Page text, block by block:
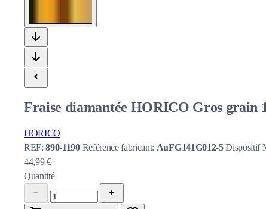
Fraise diamantée HORICO Gros grain
HORICO
REF:890-1190 Référence fabricant: AuFG141G012-5Dispositif
44,99 €
Quantité